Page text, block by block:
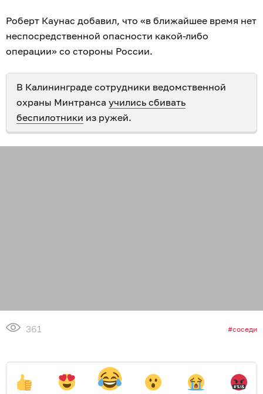
Роберт Каунас добавил, что «в ближайшее время нет
неспосредственной опасности какой-либо
операции» со стороны России.
В Калининграде сотрудники ведомственной
охраны Минтранса учились сбивать
беспилотники из ружей.
361 соседи